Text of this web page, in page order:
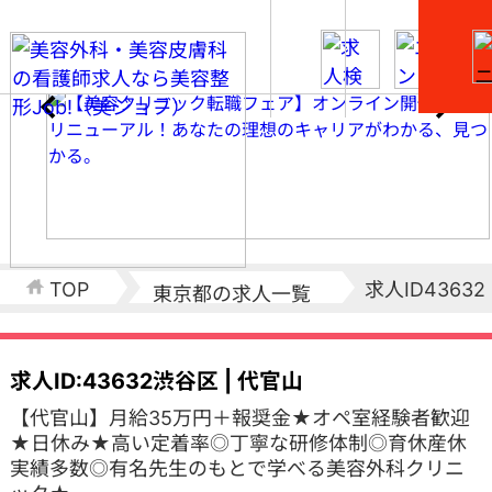
TOP 東京都の求人一覧 求人ID43632
求人ID:43632渋谷区 | 代官山
【代官山】月給35万円＋報奨金★オペ室経験者歓迎
★日休み★高い定着率◎丁寧な研修体制◎育休産休
実績多数◎有名先生のもとで学べる美容外科クリニ